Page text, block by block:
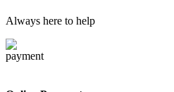
Always here to help